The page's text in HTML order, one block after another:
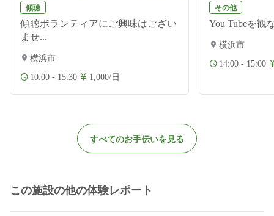
傾聴
傾聴ボランティアにご興味はござい
ませ...
横浜市
10:00 - 15:30 1,000/日
その他
You Tubeを観
横浜市
14:00 - 15:00
すべてのお手伝いを見る
この施設の他の体験レポート